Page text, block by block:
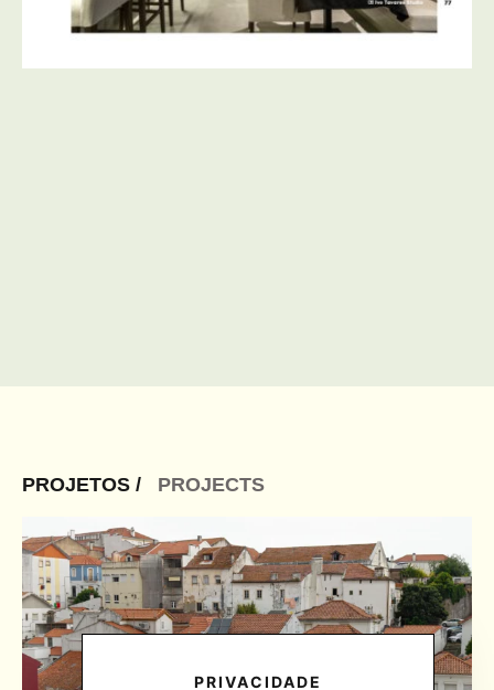
PROJETOS / PROJECTS
PRIVACIDADE